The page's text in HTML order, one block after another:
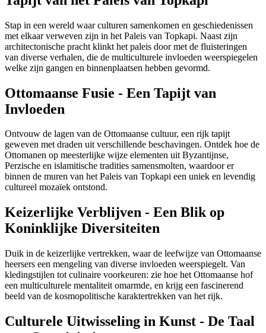
Stap in een wereld waar culturen samenkomen en geschiedenissen
met elkaar verweven zijn in het Paleis van Topkapi. Naast zijn
architectonische pracht klinkt het paleis door met de fluisteringen
van diverse verhalen, die de multiculturele invloeden weerspiegelen
welke zijn gangen en binnenplaatsen hebben gevormd.
Ottomaanse Fusie - Een Tapijt van
Invloeden
Ontvouw de lagen van de Ottomaanse cultuur, een rijk tapijt
geweven met draden uit verschillende beschavingen. Ontdek hoe de
Ottomanen op meesterlijke wijze elementen uit Byzantijnse,
Perzische en islamitische tradities samensmolten, waardoor er
binnen de muren van het Paleis van Topkapi een uniek en levendig
cultureel mozaïek ontstond.
Keizerlijke Verblijven - Een Blik op
Koninklijke Diversiteiten
Duik in de keizerlijke vertrekken, waar de leefwijze van Ottomaanse
heersers een mengeling van diverse invloeden weerspiegelt. Van
kledingstijlen tot culinaire voorkeuren: zie hoe het Ottomaanse hof
een multiculturele mentaliteit omarmde, en krijg een fascinerend
beeld van de kosmopolitische karaktertrekken van het rijk.
Culturele Uitwisseling in Kunst - De Taal